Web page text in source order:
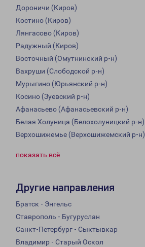
Дороничи (Киров)
Костино (Киров)
Лянгасово (Киров)
Радужный (Киров)
Восточный (Омутнинский р-н)
Вахруши (Слободской р-н)
Мурыгино (Юрьянский р-н)
Косино (Зуевский р-н)
Афанасьево (Афанасьевский р-н)
Белая Холуница (Белохолуницкий р-н)
Верхошижемье (Верхошижемский р-н)
показать всё
Другие направления
Братск - Энгельс
Ставрополь - Бугуруслан
Санкт-Петербург - Сыктывкар
Владимир - Старый Оскол